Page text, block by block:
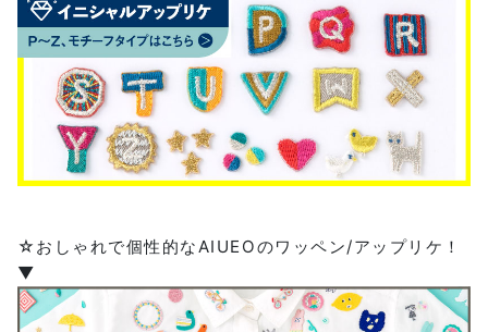
☆おしゃれで個性的なAIUEOのワッペン/アップリケ！
▼